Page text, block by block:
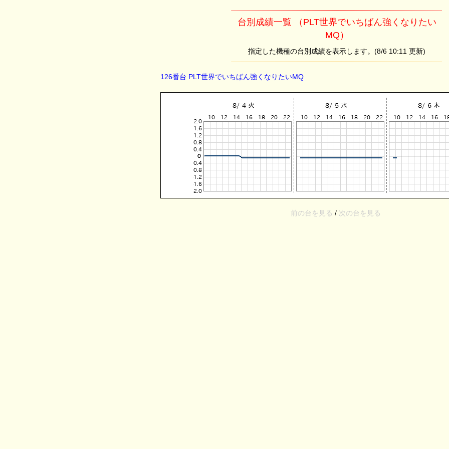
台別成績一覧 （PLT世界でいちばん強くなりたい
MQ）
指定した機種の台別成績を表示します。(8/6 10:11 更新)
126番台 PLT世界でいちばん強くなりたいMQ
前の台を見る / 次の台を見る